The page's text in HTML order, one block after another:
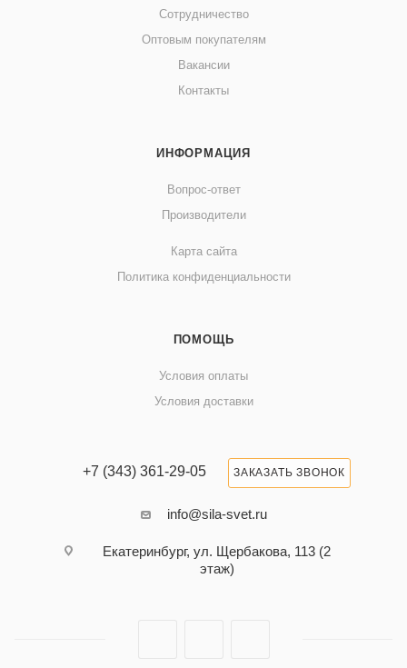
Сотрудничество
Оптовым покупателям
Вакансии
Контакты
ИНФОРМАЦИЯ
Вопрос-ответ
Производители
Карта сайта
Политика конфиденциальности
ПОМОЩЬ
Условия оплаты
Условия доставки
+7 (343) 361-29-05 ЗАКАЗАТЬ ЗВОНОК
info@sila-svet.ru
Екатеринбург, ул. Щербакова, 113 (2
этаж)